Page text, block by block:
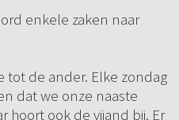
enkele zaken naar
tot de ander. Elke zondag
dat we onze naaste
hoort ook de vijand bij. Er